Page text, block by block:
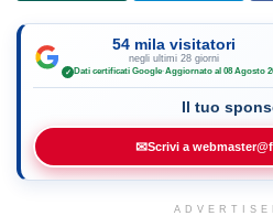
54 mila visitatori
negli ultimi 28 giorni
✓ Dati certificati Google·Aggiornato al 08 Agosto
Il tuo
✉Scrivi a